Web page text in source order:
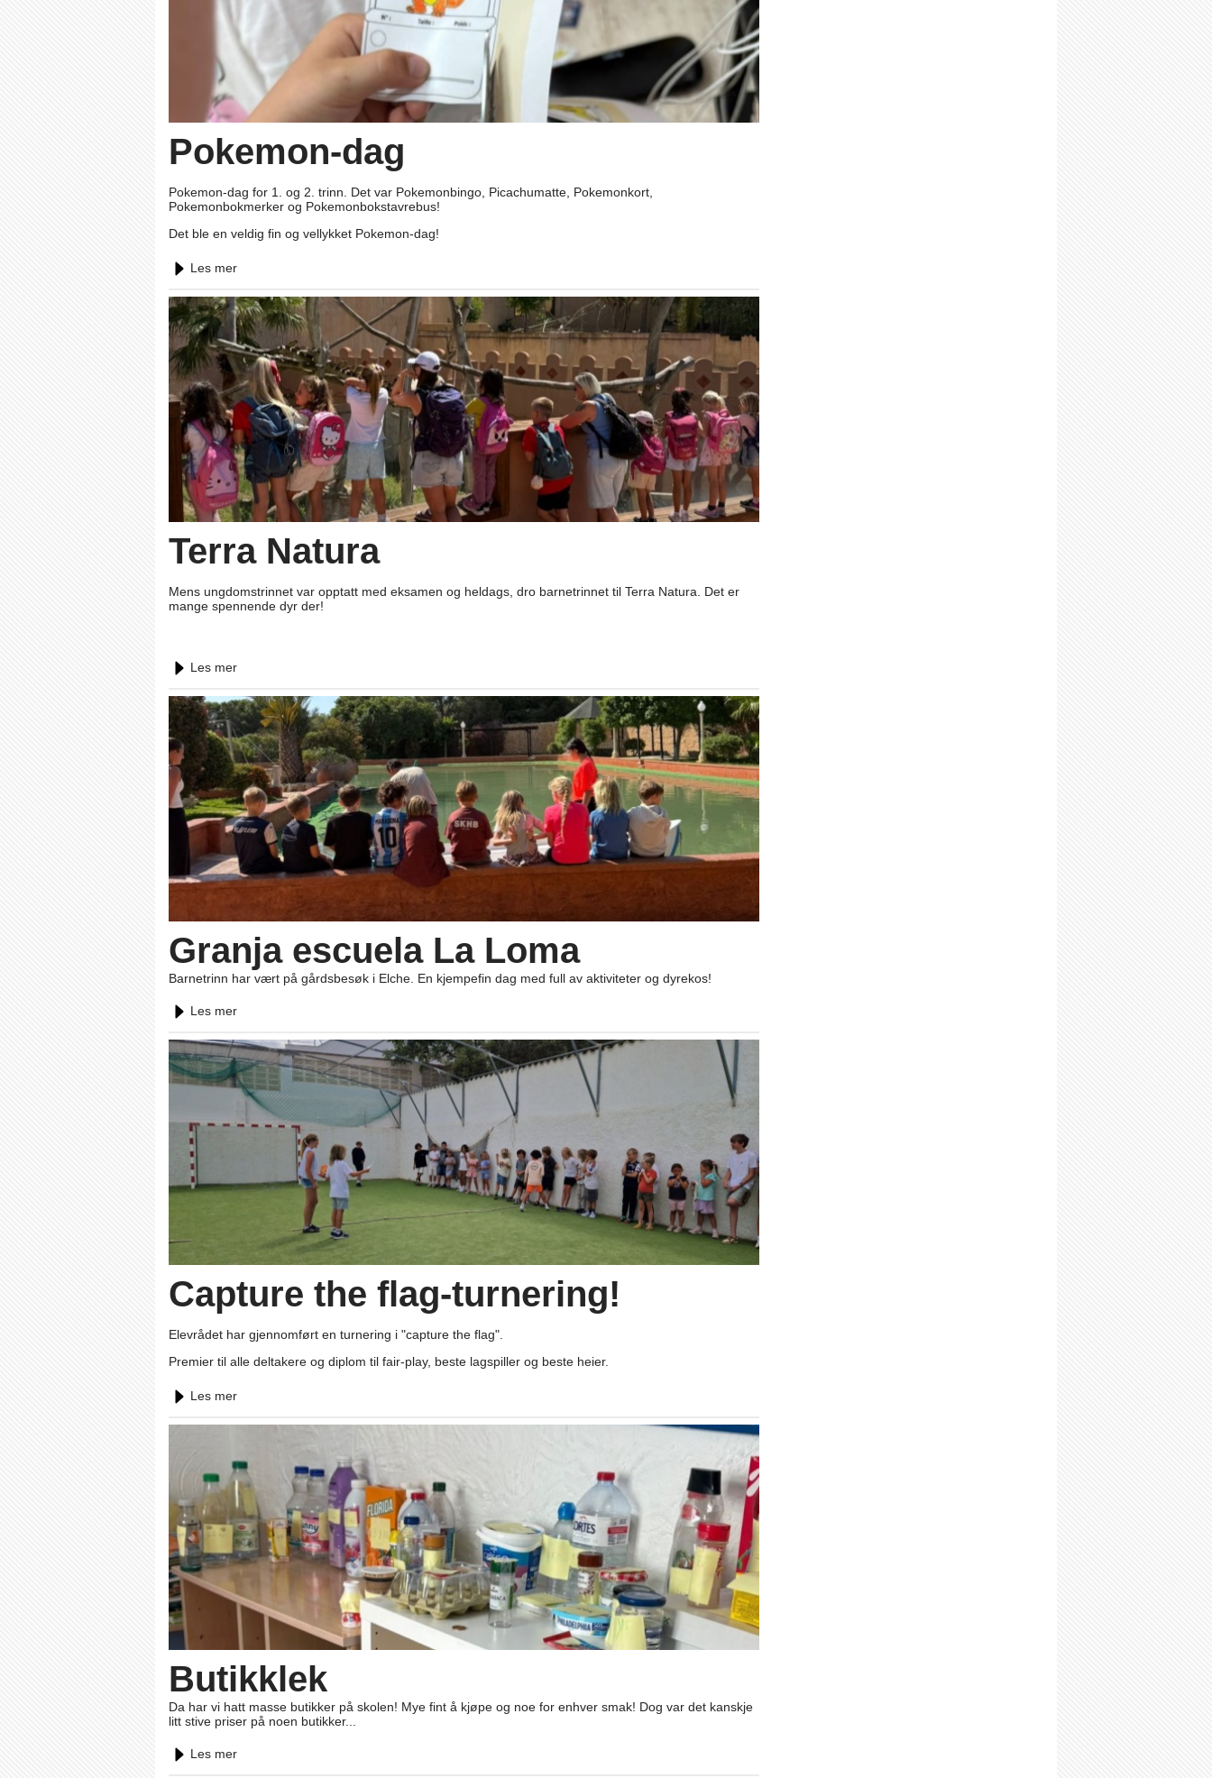
Pokemon-dag
Pokemon-dag for 1. og 2. trinn. Det var Pokemonbingo, Picachumatte, Pokemonkort,
Pokemonbokmerker og Pokemonbokstavrebus!
Det ble en veldig fin og vellykket Pokemon-dag!
Les mer
Terra Natura
Mens ungdomstrinnet var opptatt med eksamen og heldags, dro barnetrinnet til Terra Natura. Det er
mange spennende dyr der!
Les mer
Granja escuela La Loma
Barnetrinn har vært på gårdsbesøk i Elche. En kjempefin dag med full av aktiviteter og dyrekos!
Les mer
Capture the flag-turnering!
Elevrådet har gjennomført en turnering i "capture the flag".
Premier til alle deltakere og diplom til fair-play, beste lagspiller og beste heier.
Les mer
Butikklek
Da har vi hatt masse butikker på skolen! Mye fint å kjøpe og noe for enhver smak! Dog var det kanskje
litt stive priser på noen butikker...
Les mer